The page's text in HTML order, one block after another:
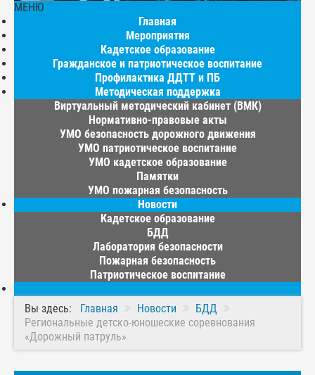
МЕНЮ
Главная
Мероприятия
Кадетское образование
Гражданское и патриотическое воспитание
Профилактика ДДТТ и ПБ
Методическая поддержка
Виртуальный методический кабинет (ВМК)
Нормативно-правовые акты
УМО безопасность дорожного движения
УМО патриотическое воспитание
УМО кадетское образование
Памятки
УМО пожарная безопасность
Новости
Кадетское образование
БДД
Лаборатория безопасности
Пожарная безопасность
Патриотическое воспитание
Вы здесь: Главная Новости
БДД
Региональные детско-юношеские соревнования
«Дорожный патруль»